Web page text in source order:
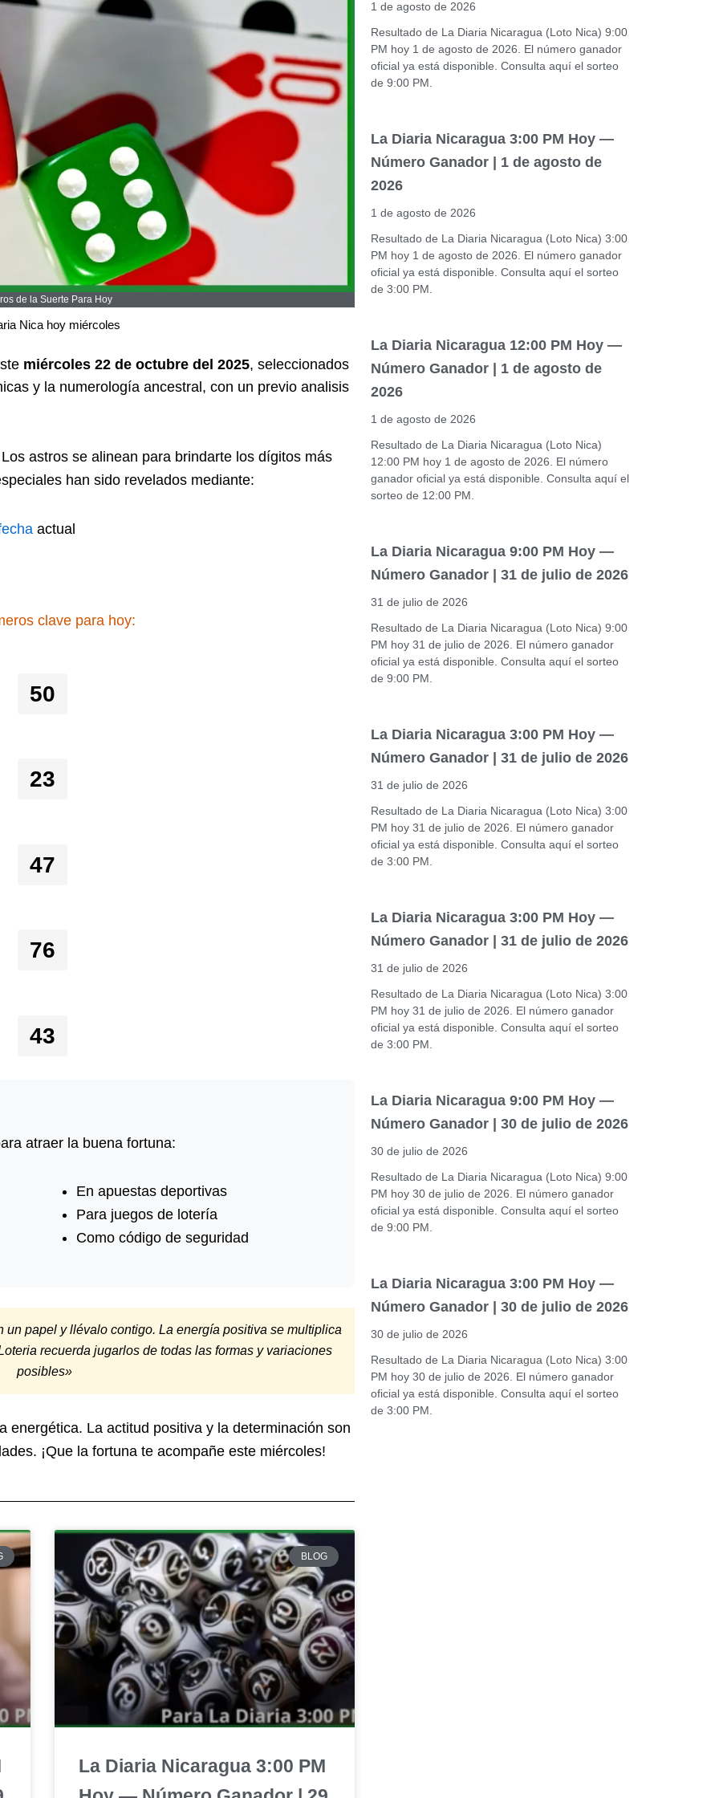
de la Suerte Para Hoy
Nica hoy miércoles
miércoles 22 de octubre del 2025, seleccionados
y la numerología ancestral, con un previo analisis
astros se alinean para brindarte los dígitos más
han sido revelados mediante:
actual
clave para hoy:
50
23
47
76
43
atraer la buena fortuna:
En apuestas deportivas
Para juegos de lotería
Como código de seguridad
papel y llévalo contigo. La energía positiva se multiplica
recuerda jugarlos de todas las formas y variaciones
posibles»
energética. La actitud positiva y la determinación son
¡Que la fortuna te acompañe este miércoles!
BLOG
La Diaria Nicaragua 3:00 PM
1 de agosto de 2026
Resultado de La Diaria Nicaragua (Loto Nica) 9:00
PM hoy 1 de agosto de 2026. El número ganador
oficial ya está disponible. Consulta aquí el sorteo
de 9:00 PM.
La Diaria Nicaragua 3:00 PM Hoy —
Número Ganador | 1 de agosto de
2026
1 de agosto de 2026
Resultado de La Diaria Nicaragua (Loto Nica) 3:00
PM hoy 1 de agosto de 2026. El número ganador
oficial ya está disponible. Consulta aquí el sorteo
de 3:00 PM.
La Diaria Nicaragua 12:00 PM Hoy —
Número Ganador | 1 de agosto de
2026
1 de agosto de 2026
Resultado de La Diaria Nicaragua (Loto Nica)
12:00 PM hoy 1 de agosto de 2026. El número
ganador oficial ya está disponible. Consulta aquí el
sorteo de 12:00 PM.
La Diaria Nicaragua 9:00 PM Hoy —
Número Ganador | 31 de julio de 2026
31 de julio de 2026
Resultado de La Diaria Nicaragua (Loto Nica) 9:00
PM hoy 31 de julio de 2026. El número ganador
oficial ya está disponible. Consulta aquí el sorteo
de 9:00 PM.
La Diaria Nicaragua 3:00 PM Hoy —
Número Ganador | 31 de julio de 2026
31 de julio de 2026
Resultado de La Diaria Nicaragua (Loto Nica) 3:00
PM hoy 31 de julio de 2026. El número ganador
oficial ya está disponible. Consulta aquí el sorteo
de 3:00 PM.
La Diaria Nicaragua 3:00 PM Hoy —
Número Ganador | 31 de julio de 2026
31 de julio de 2026
Resultado de La Diaria Nicaragua (Loto Nica) 3:00
PM hoy 31 de julio de 2026. El número ganador
oficial ya está disponible. Consulta aquí el sorteo
de 3:00 PM.
La Diaria Nicaragua 9:00 PM Hoy —
Número Ganador | 30 de julio de 2026
30 de julio de 2026
Resultado de La Diaria Nicaragua (Loto Nica) 9:00
PM hoy 30 de julio de 2026. El número ganador
oficial ya está disponible. Consulta aquí el sorteo
de 9:00 PM.
La Diaria Nicaragua 3:00 PM Hoy —
Número Ganador | 30 de julio de 2026
30 de julio de 2026
Resultado de La Diaria Nicaragua (Loto Nica) 3:00
PM hoy 30 de julio de 2026. El número ganador
oficial ya está disponible. Consulta aquí el sorteo
de 3:00 PM.